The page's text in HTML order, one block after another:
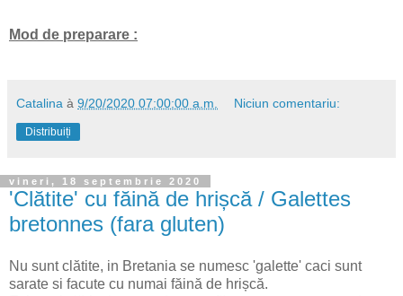
Mod de preparare :
Catalina à 9/20/2020 07:00:00 a.m. Niciun comentariu:
Distribuiți
vineri, 18 septembrie 2020
'Clătite' cu făină de hrișcă / Galettes
bretonnes (fara gluten)
Nu sunt clătite, in Bretania se numesc 'galette' caci sunt
sarate si facute cu numai făină de hrișcă.